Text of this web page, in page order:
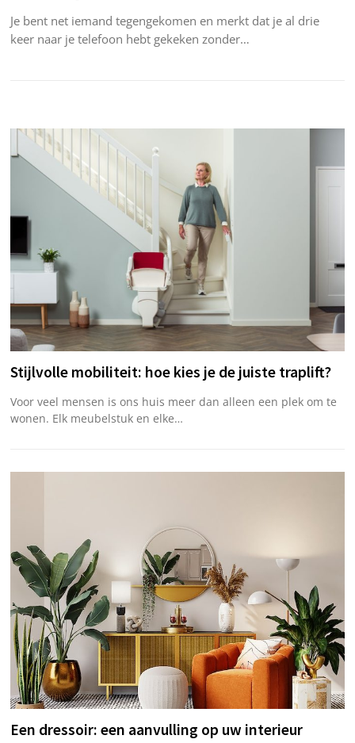
Je bent net iemand tegengekomen en merkt dat je al drie
keer naar je telefoon hebt gekeken zonder…
Stijlvolle mobiliteit: hoe kies je de juiste traplift?
Voor veel mensen is ons huis meer dan alleen een plek om te
wonen. Elk meubelstuk en elke…
Een dressoir: een aanvulling op uw interieur